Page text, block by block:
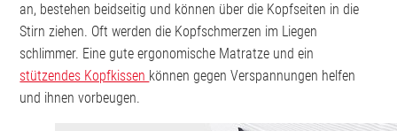
an, bestehen beidseitig und können über die Kopfseiten in die
Stirn ziehen. Oft werden die Kopfschmerzen im Liegen
schlimmer. Eine gute ergonomische Matratze und ein
stützendes Kopfkissen können gegen Verspannungen helfen
und ihnen vorbeugen.